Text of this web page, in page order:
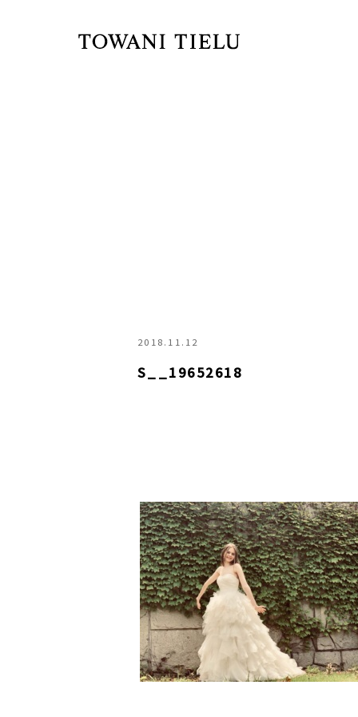
2018.11.12
S__19652618